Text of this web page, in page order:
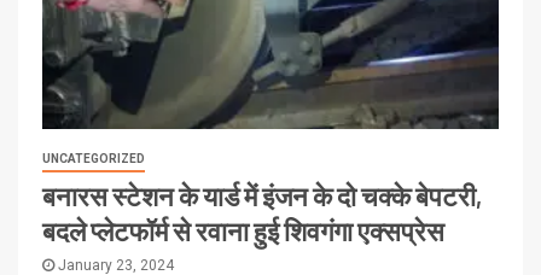
UNCATEGORIZED
बनारस स्टेशन के यार्ड में इंजन के दो चक्के बेपटरी,
बदले प्लेटफॉर्म से रवाना हुई शिवगंगा एक्सप्रेस
January 23, 2024